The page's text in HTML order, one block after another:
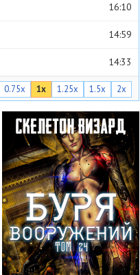
16:10
14:59
14:33
14:50
13:39
13:38
13:20
13:17
13:07
13:07
0.75x 1x 1.25x 1.5x 2x